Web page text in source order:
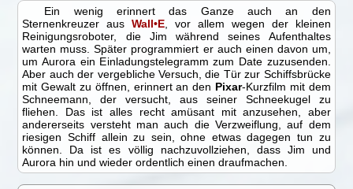
Ein wenig erinnert das Ganze auch an den
Sternenkreuzer ausWall•E , vor allem wegen der kleinen
Reinigungsroboter, die Jim während seines Aufenthaltes
warten muss. Später programmiert er auch einen davon um,
um Aurora ein Einladungstelegramm zum Date zuzusenden.
Aber auch der vergebliche Versuch, die Tür zur Schiffsbrücke
mit Gewalt zu öffnen, erinnert an den Pixar-Kurzfilm mit dem
Schneemann, der versucht, aus seiner Schneekugel zu
fliehen. Das ist alles recht amüsant mit anzusehen, aber
andererseits versteht man auch die Verzweiflung, auf dem
riesigen Schiff allein zu sein, ohne etwas dagegen tun zu
können. Da ist es völlig nachzuvollziehen, dass Jim und
Aurora hin und wieder ordentlich einen draufmachen.